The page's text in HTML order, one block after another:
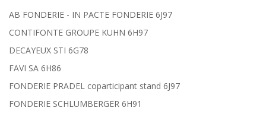
AB FONDERIE - IN PACTE FONDERIE 6J97
CONTIFONTE GROUPE KUHN 6H97
DECAYEUX STI 6G78
FAVI SA 6H86
FONDERIE PRADEL coparticipant stand 6J97
FONDERIE SCHLUMBERGER 6H91